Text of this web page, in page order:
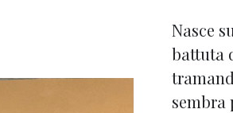
Nasce
battuta
sembra